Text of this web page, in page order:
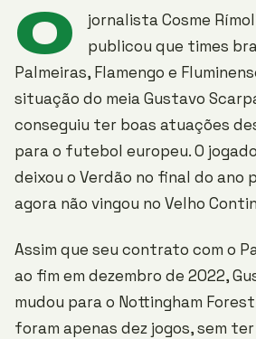
O
jornalista Cosme
publicou que times
Palmeiras, Flamengo e
situação do meia Gustavo
conseguiu ter boas atuações
para o futebol europeu. O
deixou o Verdão no final do ano
agora não vingou no Velho
Assim que seu contrato com o
ao fim em dezembro de 2022,
mudou para o Nottingham
foram apenas dez jogos, sem